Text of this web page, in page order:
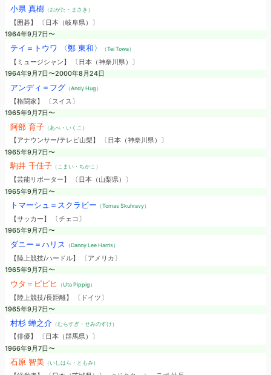
小県 真樹（おがた・まさき）
【囲碁】 〔日本（岐阜県）〕
1964年9月7日〜
テイ＝トウワ 〈鄭 東和〉 （Tei Towa）
【ミュージシャン】 〔日本（神奈川県）〕
1964年9月7日〜2000年8月24日
アンディ＝フグ （Andy Hug）
【格闘家】 〔スイス〕
1965年9月7日〜
阿部 育子（あべ・いくこ）
【アナウンサー/テレビ山梨】 〔日本（神奈川県）〕
1965年9月7日〜
駒井 千佳子（こまい・ちかこ）
【芸能リポーター】 〔日本（山梨県）〕
1965年9月7日〜
トマーシュ＝スクラビー （Tomas Skuhravy）
【サッカー】 〔チェコ〕
1965年9月7日〜
ダニー＝ハリス （Danny Lee Harris）
【陸上競技/ハードル】 〔アメリカ〕
1965年9月7日〜
ウタ＝ピピヒ （Uta Pippig）
【陸上競技/長距離】 〔ドイツ〕
1965年9月7日〜
村杉 蝉之介（むらすぎ・せみのすけ）
【俳優】 〔日本（群馬県）〕
1966年9月7日〜
石原 智美（いしはら・ともみ）